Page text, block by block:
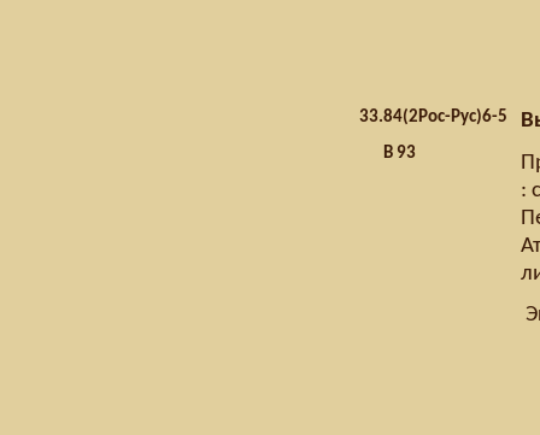
33.84(2Рос-Рус)6-5
В 93
: